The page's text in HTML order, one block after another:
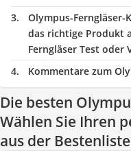
Olympus-Ferngläser-
das richtige Produkt
Ferngläser Test oder
Kommentare zum
Die besten
Wählen Sie Ihren
aus der